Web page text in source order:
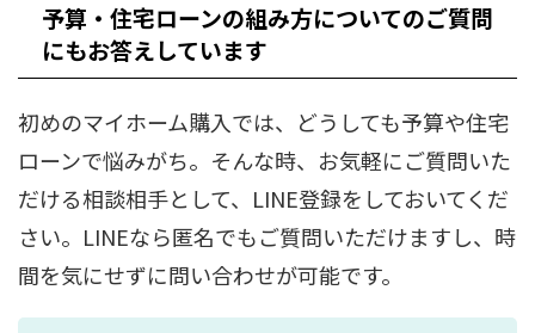
予算・住宅ローンの組み方についてのご質問
にもお答えしています
初めのマイホーム購入では、どうしても予算や住宅
ローンで悩みがち。そんな時、お気軽にご質問いた
だける相談相手として、LINE登録をしておいてくだ
さい。LINEなら匿名でもご質問いただけますし、時
間を気にせずに問い合わせが可能です。